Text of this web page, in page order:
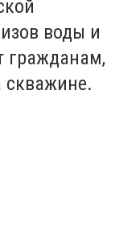
воды и
гражданам,
скважине.